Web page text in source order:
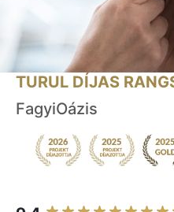
TURUL DÍJAS
FagyiOázis